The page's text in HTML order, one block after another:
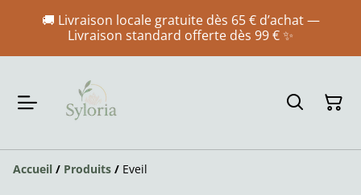
🚚 Livraison locale gratuite dès 65 € d’achat —
Livraison standard offerte dès 99 € ✨
Accueil / Produits / Eveil